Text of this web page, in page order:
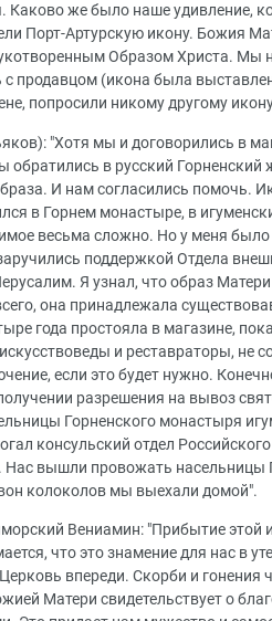
Каково же было наше удивление,
Порт-Артурскую икону. Божия
Образом Христа. Мы
продавцом (икона была
попросили никому другому
"Хотя мы и договорились в
обратились в русский
И нам согласились помочь.
в Горнем монастыре, в
весьма сложно. Но у меня
поддержкой Отдела
Я узнал, что образ
она принадлежала
года простояла в магазине,
и реставраторы, не
если это будет нужно.
разрешения на вывоз
Горненского монастыря
консульский отдел
вышли провожать насельницы
колоколов мы выехали домой".
Вениамин: "Прибытие этой
что это знамение для нас в
впереди. Скорби и гонения
Матери свидетельствует о